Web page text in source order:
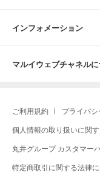
インフォメーション
マルイウェブチャネル
ご利用規約 プライバ
個人情報の取り扱いに関
丸井グループ カスタマー
特定商取引に関する法律